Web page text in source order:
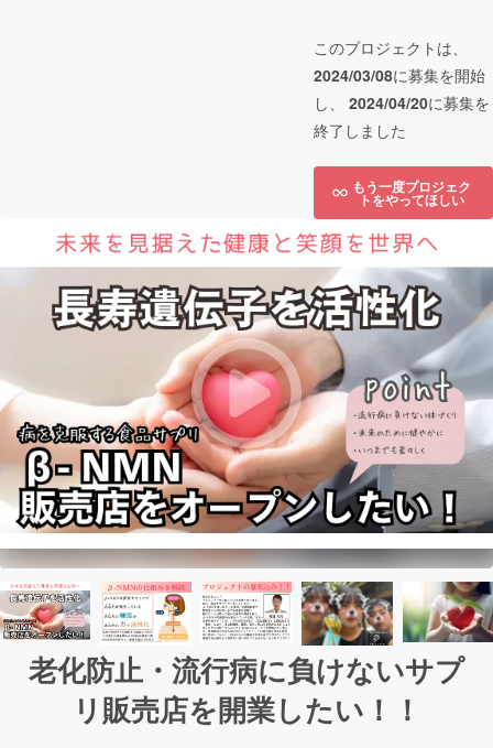
このプロジェクトは、
2024/03/08に募集を開始
し、 2024/04/20に募集を
終了しました
もう一度プロジェク
トをやってほしい
老化防止・流行病に負けないサプ
リ販売店を開業したい！！